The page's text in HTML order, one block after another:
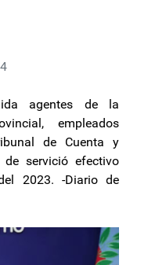
agentes de la
empleados
de Cuenta y
de servició efectivo
2023. -Diario de